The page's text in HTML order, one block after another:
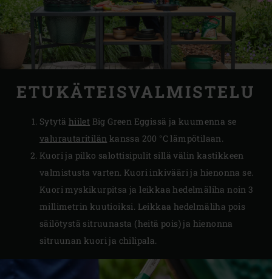
ETUKÄTEISVALMISTELU
Sytytä hiilet Big Green Eggissä ja kuumenna se
valurautaritilän kanssa 200 °C lämpötilaan.
Kuori ja pilko salottisipulit sillä välin kastikkeen
valmistusta varten. Kuori inkivääri ja hienonna se.
Kuori myskikurpitsa ja leikkaa hedelmäliha noin 3
millimetrin kuutioiksi. Leikkaa hedelmäliha pois
säilötystä sitruunasta (heitä pois) ja hienonna
sitruunan kuori ja chilipala.